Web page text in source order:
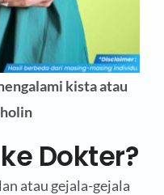
kista atau
Dokter?
atau gejala-gejala